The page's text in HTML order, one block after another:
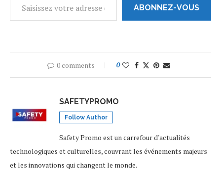
ABONNEZ-VOUS
0 comments 0
SAFETYPROMO
Follow Author
Safety Promo est un carrefour d'actualités
technologiques et culturelles, couvrant les événements majeurs
et les innovations qui changent le monde.